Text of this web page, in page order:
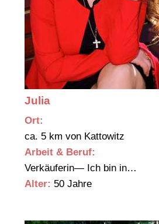
Julia
Ort:
ca. 5 km von Kattowitz
Arbeit & Beruf:
Verkäuferin— Ich bin in…
Alter: 50 Jahre